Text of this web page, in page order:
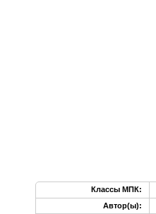
Классы МПК:
Автор(ы):